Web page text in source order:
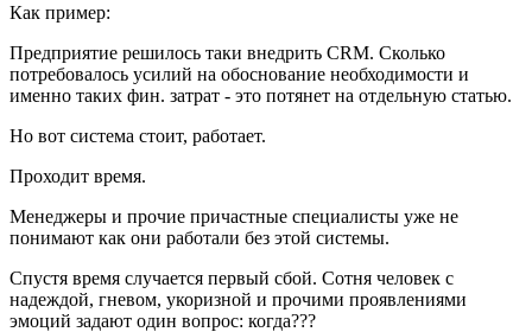
Как пример:
Предприятие решилось таки внедрить CRM. Сколько
потребовалось усилий на обоснование необходимости и
именно таких фин. затрат - это потянет на отдельную статью.
Но вот система стоит, работает.
Проходит время.
Менеджеры и прочие причастные специалисты уже не
понимают как они работали без этой системы.
Спустя время случается первый сбой. Сотня человек с
надеждой, гневом, укоризной и прочими проявлениями
эмоций задают один вопрос: когда???